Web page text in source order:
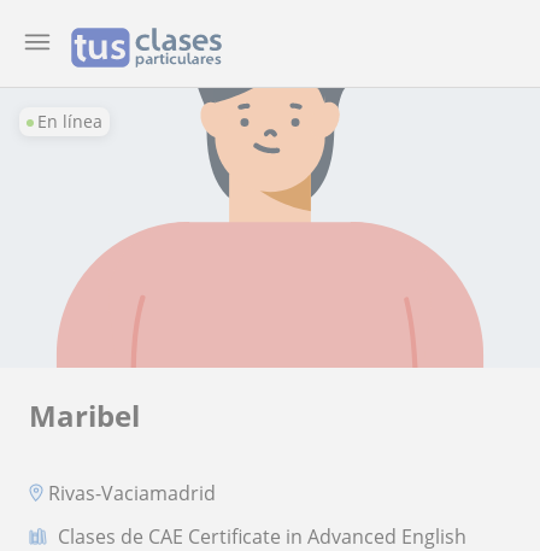
En línea
Maribel
Rivas-Vaciamadrid
Clases de CAE Certificate in Advanced English